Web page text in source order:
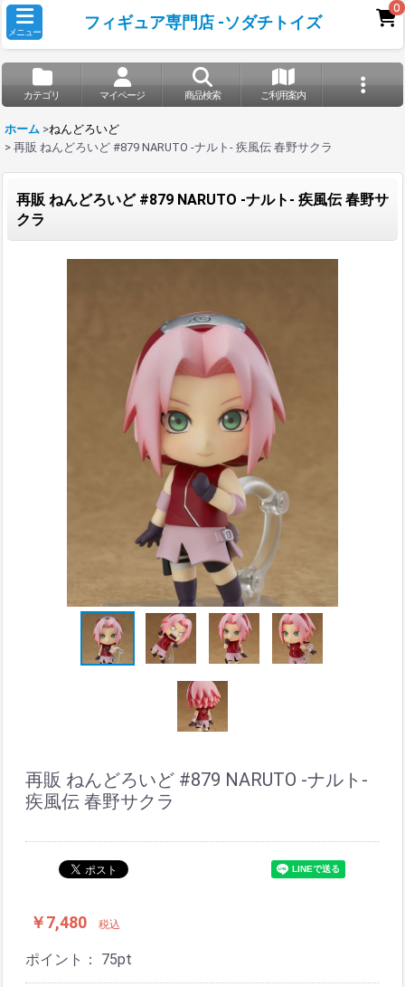
メニュー
フィギュア専門店 -ソダチトイズ
0
カテゴリ マイページ 商品検索 ご利用案内
ホーム >ねんどろいど
> 再販 ねんどろいど #879 NARUTO -ナルト- 疾風伝 春野サクラ
再販 ねんどろいど #879 NARUTO -ナルト- 疾風伝 春野サ
クラ
再販 ねんどろいど #879 NARUTO -ナルト-
疾風伝 春野サクラ
￥7,480 税込
ポイント： 75pt